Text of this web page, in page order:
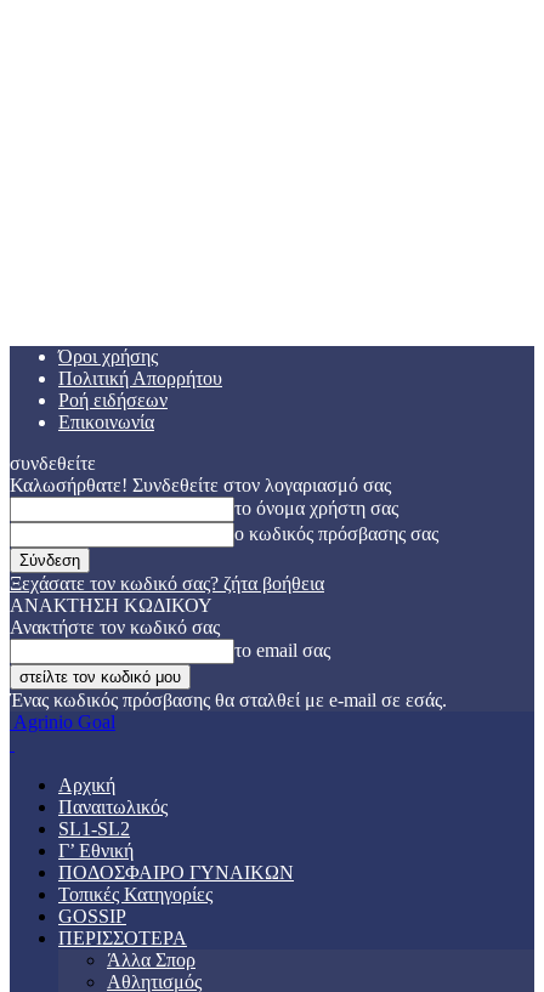
Όροι χρήσης
Πολιτική Απορρήτου
Ροή ειδήσεων
Επικοινωνία
συνδεθείτε
Καλωσήρθατε! Συνδεθείτε στον λογαριασμό σας
το όνομα χρήστη σας
ο κωδικός πρόσβασης σας
Ξεχάσατε τον κωδικό σας? ζήτα βοήθεια
ΑΝΑΚΤΗΣΗ ΚΩΔΙΚΟΥ
Ανακτήστε τον κωδικό σας
το email σας
Ένας κωδικός πρόσβασης θα σταλθεί με e-mail σε εσάς.
Agrinio Goal
Αρχική
Παναιτωλικός
SL1-SL2
Γ’ Εθνική
ΠΟΔΟΣΦΑΙΡΟ ΓΥΝΑΙΚΩΝ
Τοπικές Κατηγορίες
GOSSIP
ΠΕΡΙΣΣΟΤΕΡΑ
Άλλα Σπορ
Αθλητισμός